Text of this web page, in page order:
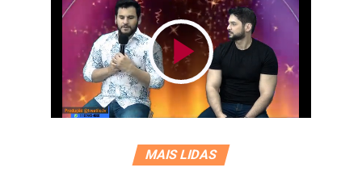
MAIS LIDAS